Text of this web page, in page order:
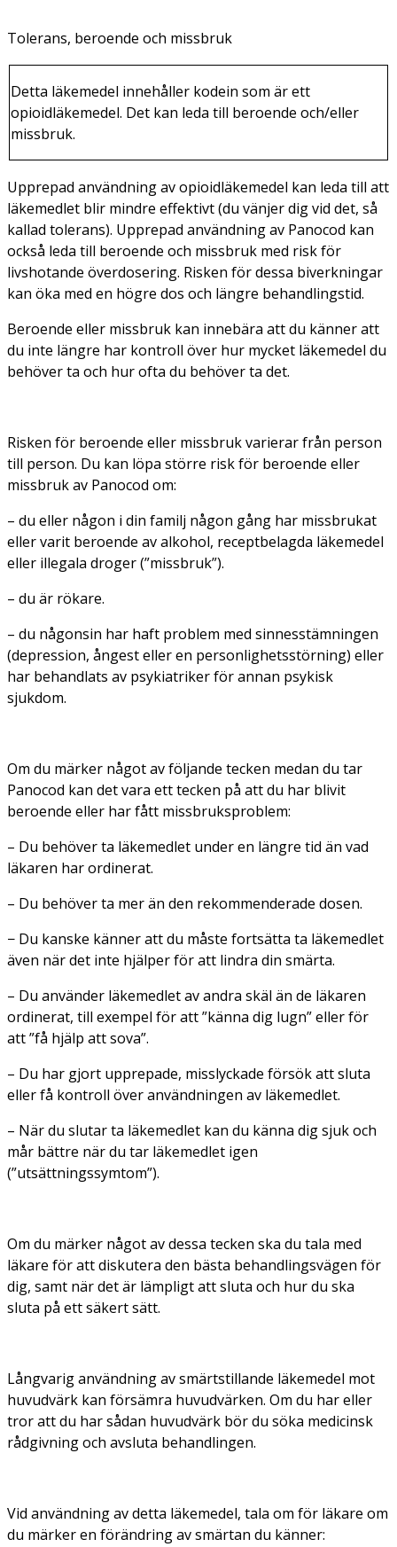
Tolerans, beroende och missbruk
Detta läkemedel innehåller kodein som är ett
opioidläkemedel. Det kan leda till beroende och/eller
missbruk.
Upprepad användning av opioidläkemedel kan leda till att
läkemedlet blir mindre effektivt (du vänjer dig vid det, så
kallad tolerans). Upprepad användning av Panocod kan
också leda till beroende och missbruk med risk för
livshotande överdosering. Risken för dessa biverkningar
kan öka med en högre dos och längre behandlingstid.
Beroende eller missbruk kan innebära att du känner att
du inte längre har kontroll över hur mycket läkemedel du
behöver ta och hur ofta du behöver ta det.
Risken för beroende eller missbruk varierar från person
till person. Du kan löpa större risk för beroende eller
missbruk av Panocod om:
– du eller någon i din familj någon gång har missbrukat
eller varit beroende av alkohol, receptbelagda läkemedel
eller illegala droger (”missbruk”).
– du är rökare.
– du någonsin har haft problem med sinnesstämningen
(depression, ångest eller en personlighetsstörning) eller
har behandlats av psykiatriker för annan psykisk
sjukdom.
Om du märker något av följande tecken medan du tar
Panocod kan det vara ett tecken på att du har blivit
beroende eller har fått missbruksproblem:
– Du behöver ta läkemedlet under en längre tid än vad
läkaren har ordinerat.
– Du behöver ta mer än den rekommenderade dosen.
− Du kanske känner att du måste fortsätta ta läkemedlet
även när det inte hjälper för att lindra din smärta.
– Du använder läkemedlet av andra skäl än de läkaren
ordinerat, till exempel för att ”känna dig lugn” eller för
att ”få hjälp att sova”.
– Du har gjort upprepade, misslyckade försök att sluta
eller få kontroll över användningen av läkemedlet.
– När du slutar ta läkemedlet kan du känna dig sjuk och
mår bättre när du tar läkemedlet igen
(”utsättningssymtom”).
Om du märker något av dessa tecken ska du tala med
läkare för att diskutera den bästa behandlingsvägen för
dig, samt när det är lämpligt att sluta och hur du ska
sluta på ett säkert sätt.
Långvarig användning av smärtstillande läkemedel mot
huvudvärk kan försämra huvudvärken. Om du har eller
tror att du har sådan huvudvärk bör du söka medicinsk
rådgivning och avsluta behandlingen.
Vid användning av detta läkemedel, tala om för läkare om
du märker en förändring av smärtan du känner: